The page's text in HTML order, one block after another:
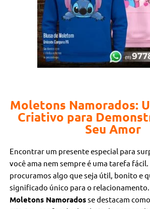
Moletons Namorados:
Criativo para
Seu Amor
Encontrar um presente especial para
você ama nem sempre é uma tarefa
procuramos algo que seja útil, bonito e
significado único para o relacionamento.
Moletons Namoradosse destacam